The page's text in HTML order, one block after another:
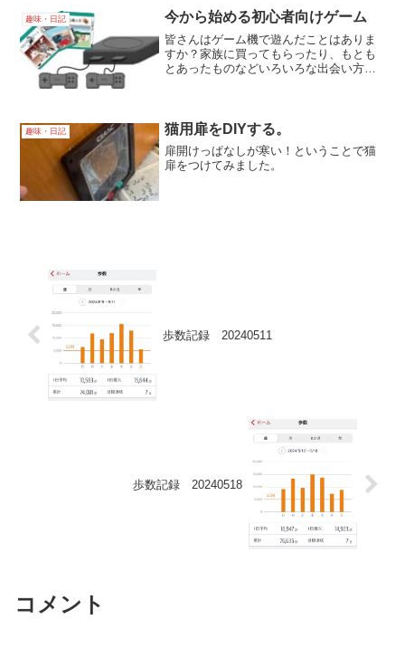
趣味・日記 今から始める初心者向けゲーム
皆さんはゲーム機で遊んだことはありま
すか？家族に買ってもらったり、もとも
とあったものなどいろいろな出会い方を
遊んだ中での初心者向けの...
趣味・日記 猫用扉をDIYする。
扉開けっぱなしが寒い！ということで猫
扉をつけてみました。
歩数記録 20240511
歩数記録 20240518
コメント